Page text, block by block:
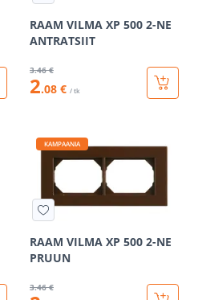
RAAM VILMA XP 500 2-NE
ANTRATSIIT
3.46 €
2.08 € / tk
KAMPAANIA
RAAM VILMA XP 500 2-NE
PRUUN
3.46 €